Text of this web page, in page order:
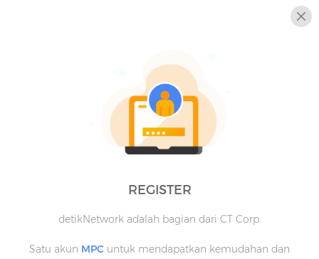
REGISTER
detikNetwork adalah bagian dari CT Corp.
Satu akun MPC untuk mendapatkan kemudahan dan